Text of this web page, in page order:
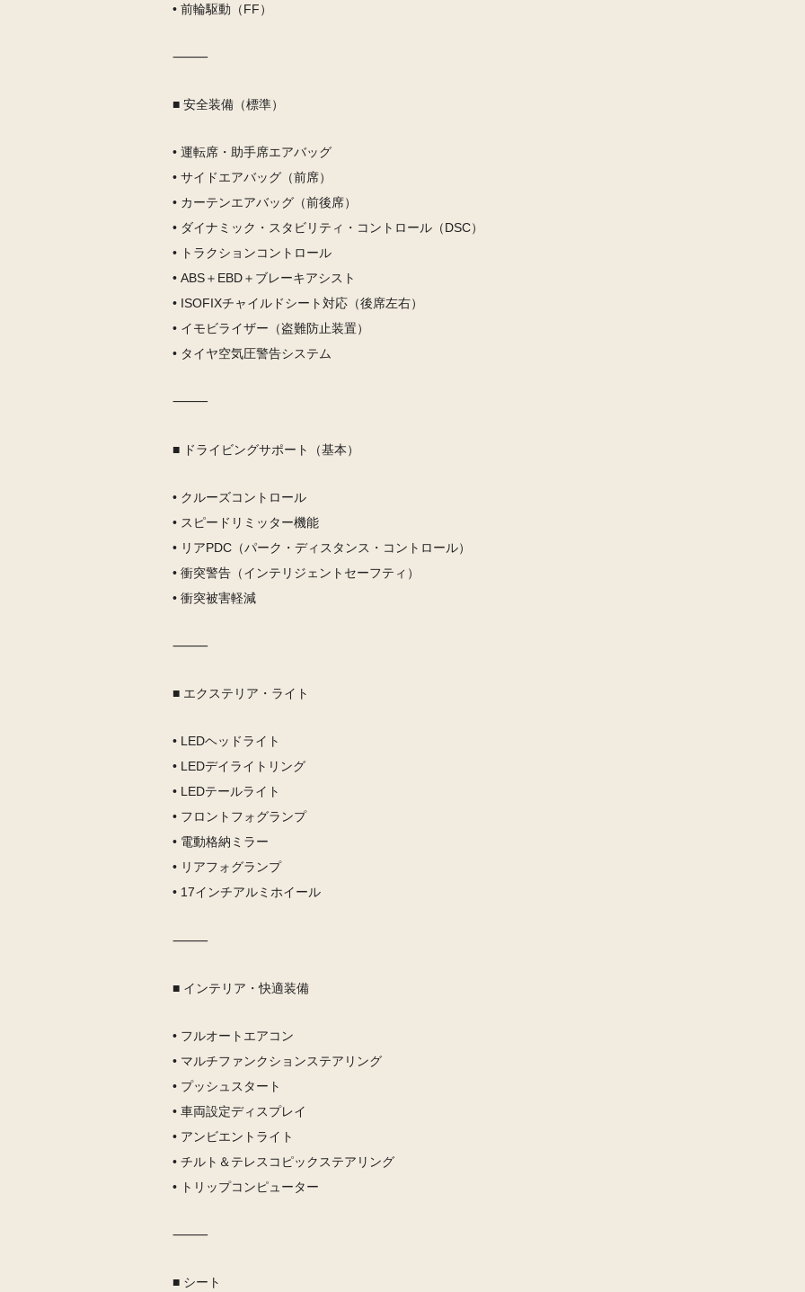
• 前輪駆動（FF）
⸻
■ 安全装備（標準）
• 運転席・助手席エアバッグ
• サイドエアバッグ（前席）
• カーテンエアバッグ（前後席）
• ダイナミック・スタビリティ・コントロール（DSC）
• トラクションコントロール
• ABS＋EBD＋ブレーキアシスト
• ISOFIXチャイルドシート対応（後席左右）
• イモビライザー（盗難防止装置）
• タイヤ空気圧警告システム
⸻
■ ドライビングサポート（基本）
• クルーズコントロール
• スピードリミッター機能
• リアPDC（パーク・ディスタンス・コントロール）
• 衝突警告（インテリジェントセーフティ）
• 衝突被害軽減
⸻
■ エクステリア・ライト
• LEDヘッドライト
• LEDデイライトリング
• LEDテールライト
• フロントフォグランプ
• 電動格納ミラー
• リアフォグランプ
• 17インチアルミホイール
⸻
■ インテリア・快適装備
• フルオートエアコン
• マルチファンクションステアリング
• プッシュスタート
• 車両設定ディスプレイ
• アンビエントライト
• チルト＆テレスコピックステアリング
• トリップコンピューター
⸻
■ シート